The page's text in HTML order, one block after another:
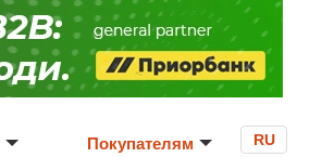
Покупателям RU